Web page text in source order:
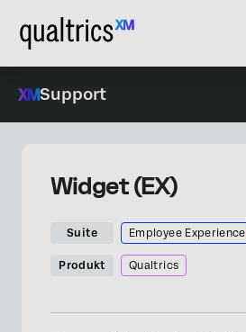
Support
Widget (EX)
Suite Employee Experience
Produkt Qualtrics